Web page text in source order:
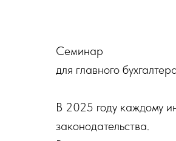
Семинар
для главного
В 2025 году каждому
законодательства.